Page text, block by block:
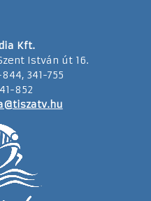
Kft.
István út 16.
341-755
852